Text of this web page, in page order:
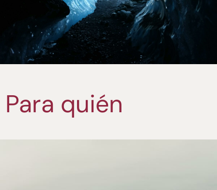
Para quién